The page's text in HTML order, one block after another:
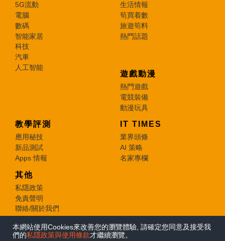
本網站使用Cookies來改善您的瀏覽體驗, 請確定您同意及接受我
們的私隱政策與使用條款才繼續瀏覽。
5G流動
電腦
數碼
智能家居
科技
汽車
人工智能
生活情報
筍買着數
旅遊筍料
熱門話題
遊戲動漫
熱門遊戲
電競裝備
動漫玩具
教學評測
應用秘技
新品測試
Apps 情報
IT TIMES
業界頭條
AI 策略
名家專欄
其他
私隱政策
免責聲明
聯絡/關於我們
© 2026 e-zone. All Rights Reserved.